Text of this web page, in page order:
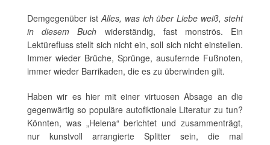
Demgegenüber istAlles, was ich über Liebe weiß, steht
in diesem Buch widerständig, fast monströs. Ein
Lektürefluss stellt sich nicht ein, soll sich nicht einstellen.
Immer wieder Brüche, Sprünge, ausufernde Fußnoten,
immer wieder Barrikaden, die es zu überwinden gilt.
Haben wir es hier mit einer virtuosen Absage an die
gegenwärtig so populäre autofiktionale Literatur zu tun?
Könnten, was „Helena“ berichtet und zusammenträgt,
nur kunstvoll arrangierte Splitter sein, die mal